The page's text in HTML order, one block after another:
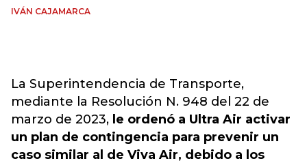
IVÁN CAJAMARCA
La Superintendencia de Transporte,
mediante la Resolución N. 948 del 22 de
marzo de 2023, le ordenó a Ultra Air activar
un plan de contingencia para prevenir un
caso similar al de Viva Air, debido a los